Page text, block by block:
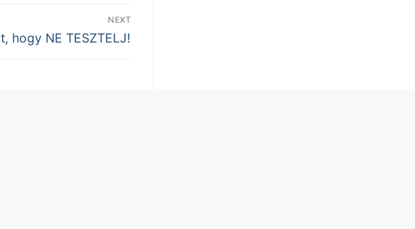
NEXT
hogy NE TESZTELJ!